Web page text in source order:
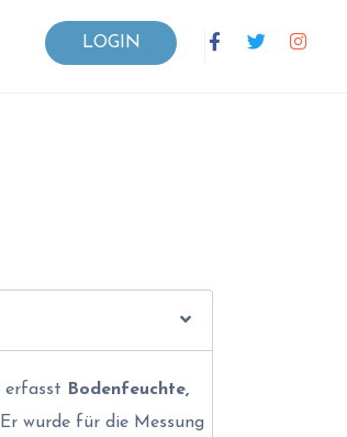
LOGIN
erfasst Bodenfeuchte,
Er wurde für die Messung